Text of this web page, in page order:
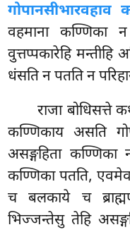
गोपानसीभारवहाव
वहमाना कण्णिका
वुत्तप्पकारेहि मन्तीहि
धंसति न पतति न
राजा बोधिसत्ते
कण्णिकाय असति
असङ्गहिता कण्णिका
कण्णिका पतति, एवमेव
च बलकाये च
भिज्जन्तेसु तेहि